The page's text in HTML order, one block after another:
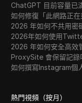
ChatGPT 目前容量已
如何修復「此網路正在
2026 年如何不共用密
2026年如何使用
2026 年如何安全高效
ProxySite 會保留記錄
如何撰寫Instagram個
熱門視頻（按月）